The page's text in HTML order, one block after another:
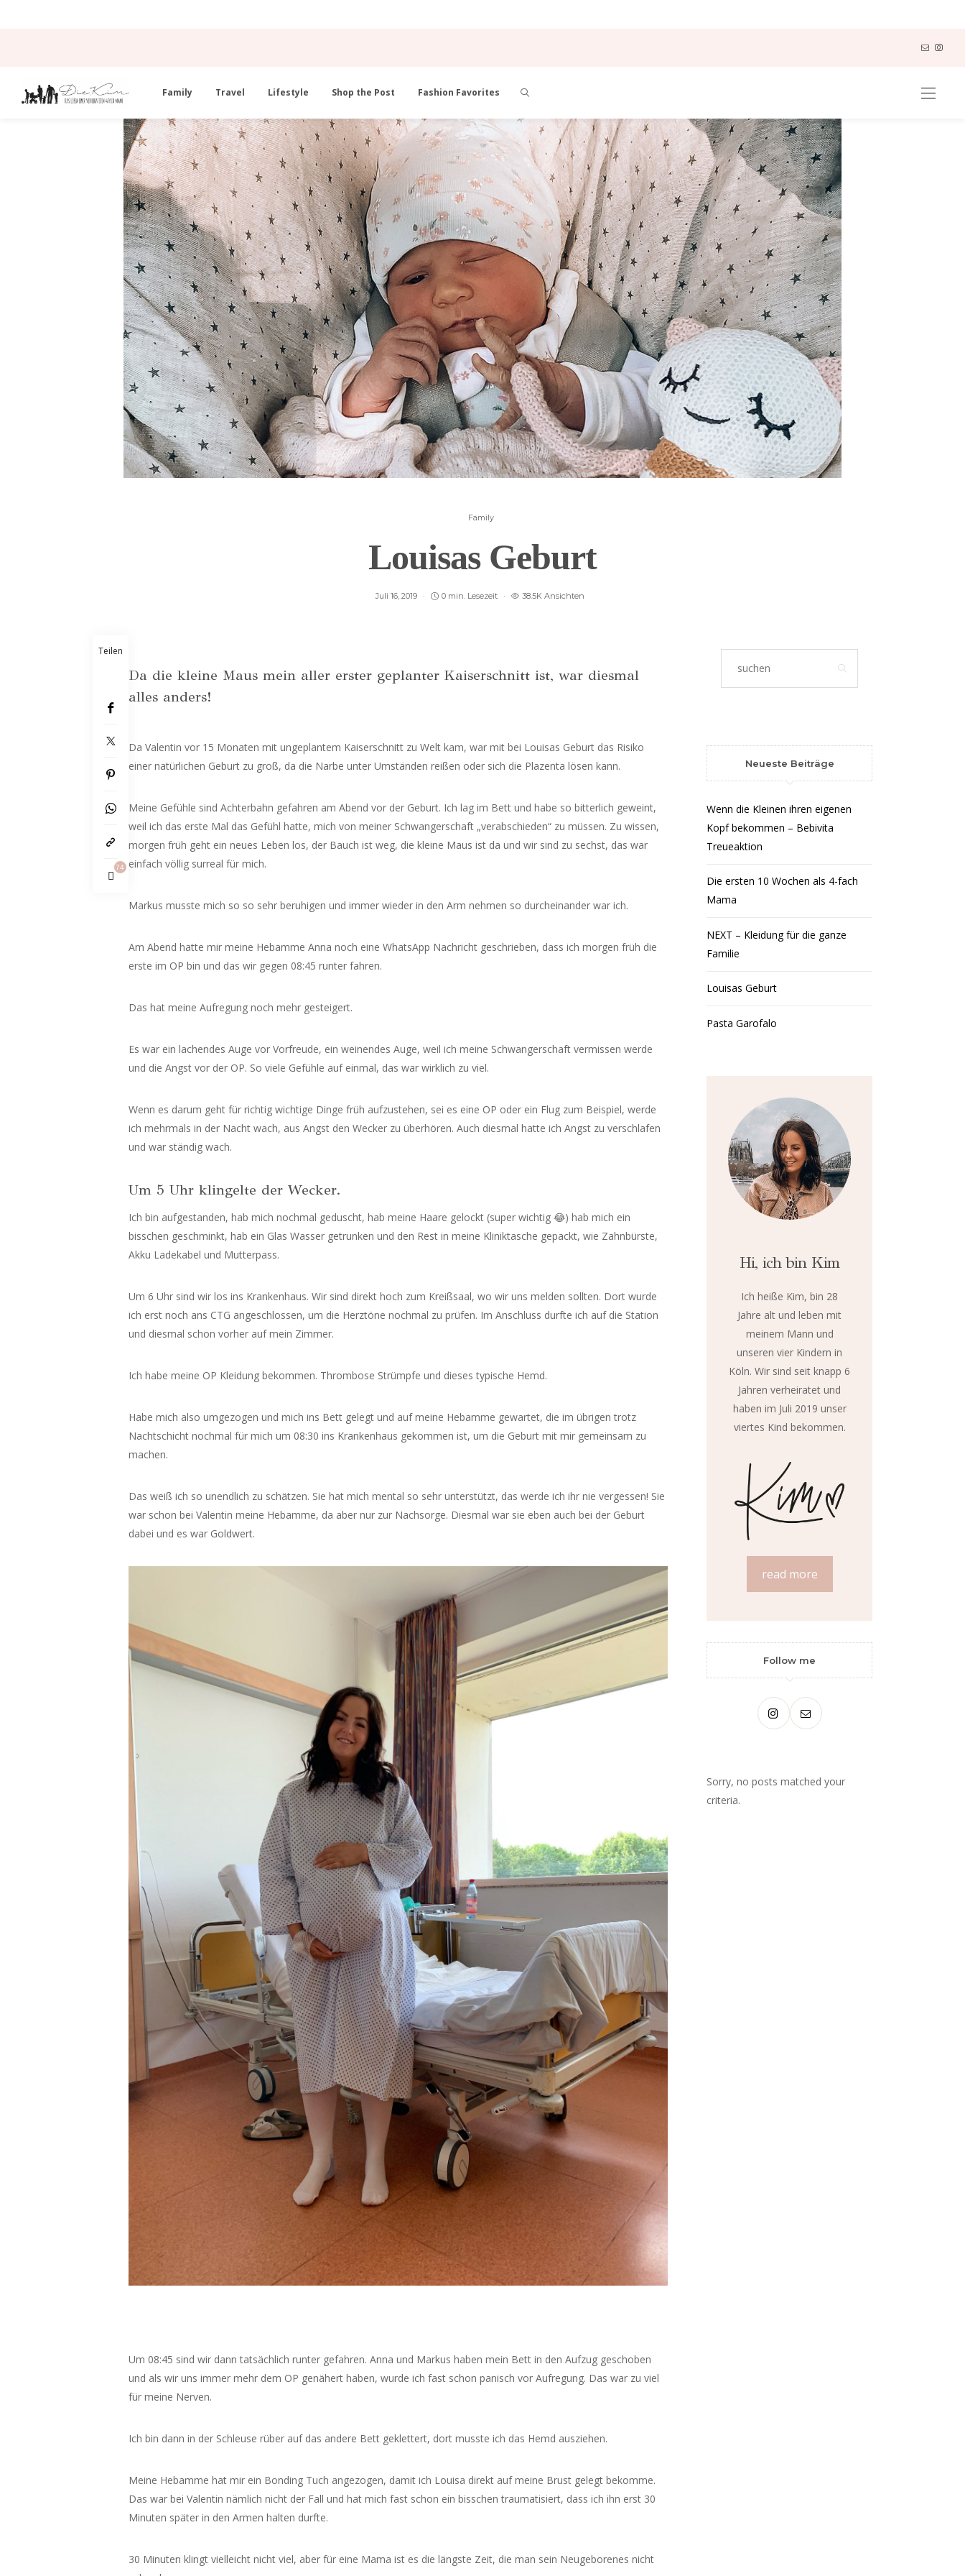
Family Travel Lifestyle Shop the Post Fashion Favorites
Family
Louisas Geburt
Juli 16, 2019 0 min. Lesezeit 38.5K Ansichten
Teilen
74
Da die kleine Maus mein aller erster geplanter Kaiserschnitt ist, war diesmal
alles anders!
Da Valentin vor 15 Monaten mit ungeplantem Kaiserschnitt zu Welt kam, war mit bei Louisas Geburt das Risiko
einer natürlichen Geburt zu groß, da die Narbe unter Umständen reißen oder sich die Plazenta lösen kann.
Meine Gefühle sind Achterbahn gefahren am Abend vor der Geburt. Ich lag im Bett und habe so bitterlich geweint,
weil ich das erste Mal das Gefühl hatte, mich von meiner Schwangerschaft „verabschieden“ zu müssen. Zu wissen,
morgen früh geht ein neues Leben los, der Bauch ist weg, die kleine Maus ist da und wir sind zu sechst, das war
einfach völlig surreal für mich.
Markus musste mich so so sehr beruhigen und immer wieder in den Arm nehmen so durcheinander war ich.
Am Abend hatte mir meine Hebamme Anna noch eine WhatsApp Nachricht geschrieben, dass ich morgen früh die
erste im OP bin und das wir gegen 08:45 runter fahren.
Das hat meine Aufregung noch mehr gesteigert.
Es war ein lachendes Auge vor Vorfreude, ein weinendes Auge, weil ich meine Schwangerschaft vermissen werde
und die Angst vor der OP. So viele Gefühle auf einmal, das war wirklich zu viel.
Wenn es darum geht für richtig wichtige Dinge früh aufzustehen, sei es eine OP oder ein Flug zum Beispiel, werde
ich mehrmals in der Nacht wach, aus Angst den Wecker zu überhören. Auch diesmal hatte ich Angst zu verschlafen
und war ständig wach.
Um 5 Uhr klingelte der Wecker.
Ich bin aufgestanden, hab mich nochmal geduscht, hab meine Haare gelockt (super wichtig😂) hab mich ein
bisschen geschminkt, hab ein Glas Wasser getrunken und den Rest in meine Kliniktasche gepackt, wie Zahnbürste,
Akku Ladekabel und Mutterpass.
Um 6 Uhr sind wir los ins Krankenhaus. Wir sind direkt hoch zum Kreißsaal, wo wir uns melden sollten. Dort wurde
ich erst noch ans CTG angeschlossen, um die Herztöne nochmal zu prüfen. Im Anschluss durfte ich auf die Station
und diesmal schon vorher auf mein Zimmer.
Ich habe meine OP Kleidung bekommen. Thrombose Strümpfe und dieses typische Hemd.
Habe mich also umgezogen und mich ins Bett gelegt und auf meine Hebamme gewartet, die im übrigen trotz
Nachtschicht nochmal für mich um 08:30 ins Krankenhaus gekommen ist, um die Geburt mit mir gemeinsam zu
machen.
Das weiß ich so unendlich zu schätzen. Sie hat mich mental so sehr unterstützt, das werde ich ihr nie vergessen! Sie
war schon bei Valentin meine Hebamme, da aber nur zur Nachsorge. Diesmal war sie eben auch bei der Geburt
dabei und es war Goldwert.
Um 08:45 sind wir dann tatsächlich runter gefahren. Anna und Markus haben mein Bett in den Aufzug geschoben
und als wir uns immer mehr dem OP genähert haben, wurde ich fast schon panisch vor Aufregung. Das war zu viel
für meine Nerven.
Ich bin dann in der Schleuse rüber auf das andere Bett geklettert, dort musste ich das Hemd ausziehen.
Meine Hebamme hat mir ein Bonding Tuch angezogen, damit ich Louisa direkt auf meine Brust gelegt bekomme.
Das war bei Valentin nämlich nicht der Fall und hat mich fast schon ein bisschen traumatisiert, dass ich ihn erst 30
Minuten später in den Armen halten durfte.
30 Minuten klingt vielleicht nicht viel, aber für eine Mama ist es die längste Zeit, die man sein Neugeborenes nicht
Neueste Beiträge
Wenn die Kleinen ihren eigenen
Kopf bekommen – Bebivita
Treueaktion
Die ersten 10 Wochen als 4-fach
Mama
NEXT – Kleidung für die ganze
Familie
Louisas Geburt
Pasta Garofalo
Hi, ich bin Kim
Ich heiße Kim, bin 28
Jahre alt und leben mit
meinem Mann und
unseren vier Kindern in
Köln. Wir sind seit knapp 6
Jahren verheiratet und
haben im Juli 2019 unser
viertes Kind bekommen.
read more
Follow me
Sorry, no posts matched your
criteria.